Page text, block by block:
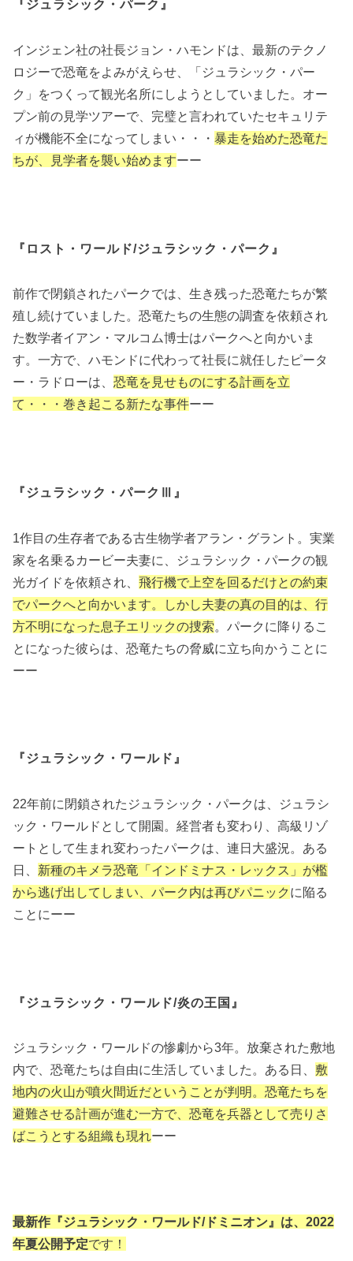
『ジュラシック・パーク』
インジェン社の社長ジョン・ハモンドは、最新のテクノ
ロジーで恐竜をよみがえらせ、「ジュラシック・パー
ク」をつくって観光名所にしようとしていました。オー
プン前の見学ツアーで、完璧と言われていたセキュリテ
ィが機能不全になってしまい・・・暴走を始めた恐竜た
ちが、見学者を襲い始めますーー
『ロスト・ワールド/ジュラシック・パーク』
前作で閉鎖されたパークでは、生き残った恐竜たちが繁
殖し続けていました。恐竜たちの生態の調査を依頼され
た数学者イアン・マルコム博士はパークへと向かいま
す。一方で、ハモンドに代わって社長に就任したピータ
ー・ラドローは、恐竜を見せものにする計画を立
て・・・巻き起こる新たな事件ーー
『ジュラシック・パークⅢ』
1作目の生存者である古生物学者アラン・グラント。実業
家を名乗るカービー夫妻に、ジュラシック・パークの観
光ガイドを依頼され、飛行機で上空を回るだけとの約束
でパークへと向かいます。しかし夫妻の真の目的は、行
方不明になった息子エリックの捜索 。パークに降りるこ
とになった彼らは、恐竜たちの脅威に立ち向かうことに
ーー
『ジュラシック・ワールド』
22年前に閉鎖されたジュラシック・パークは、ジュラシ
ック・ワールドとして開園。経営者も変わり、高級リゾ
ートとして生まれ変わったパークは、連日大盛況。ある
日、 新種のキメラ恐竜「インドミナス・レックス」が檻
から逃げ出してしまい、パーク内は再びパニック に陥る
ことにーー
『ジュラシック・ワールド/炎の王国』
ジュラシック・ワールドの惨劇から3年。放棄された敷地
内で、恐竜たちは自由に生活していました。ある日、 敷
地内の火山が噴火間近だということが判明。恐竜たちを
避難させる計画が進む一方で、恐竜を兵器として売りさ
ばこうとする組織も現れーー
最新作『ジュラシック・ワールド/ドミニオン』は、2022
年夏公開予定です！